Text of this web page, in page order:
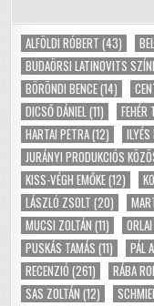
ALFÖLDI RÓBERT (43)
BUDAÖRSI LATINOVITS
BÖRÖNDI BENCE(14)
DICSŐ DÁNIEL(11) FEHÉR
HARTAI PETRA(12)
JURÁNYI PRODUKCIÓS
KISS-VÉGH EMŐKE(12)
LÁSZLÓ ZSOLT (20)
MUCSI ZOLTÁN (11)
PUSKÁS TAMÁS (11) PÁL
RECENZIÓ (261) RÁBA
SAS ZOLTÁN (12)